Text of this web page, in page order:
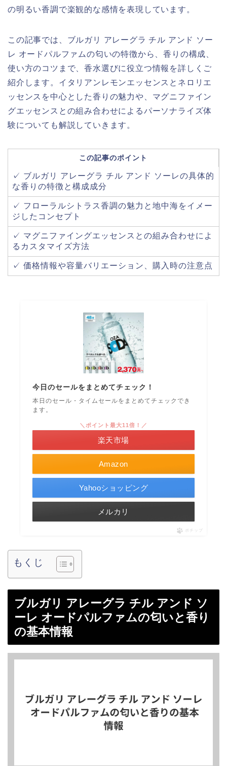
の明るい香調で楽観的な感情を表現しています。
この記事では、ブルガリ アレーグラ チル アンド ソー
レ オードパルファムの匂いの特徴から、香りの構成、
使い方のコツまで、香水選びに役立つ情報を詳しくご
紹介します。イタリアンレモンエッセンスとネロリエ
ッセンスを中心とした香りの魅力や、マグニファイン
グエッセンスとの組み合わせによるパーソナライズ体
験についても解説していきます。
この記事のポイント
✓ ブルガリ アレーグラ チル アンド ソーレの具体的
な香りの特徴と構成成分
✓ フローラルシトラス香調の魅力と地中海をイメー
ジしたコンセプト
✓ マグニファイングエッセンスとの組み合わせによ
るカスタマイズ方法
✓ 価格情報や容量バリエーション、購入時の注意点
今日のセールをまとめてチェック！
本日のセール・タイムセールをまとめてチェックでき
ます。
Amazon
＼ポイント最大11倍！／
楽天市場
Yahooショッピング
メルカリ
ポチップ
もくじ
ブルガリ アレーグラ チル アンド ソ
ーレ オードパルファムの匂いと香り
の基本情報